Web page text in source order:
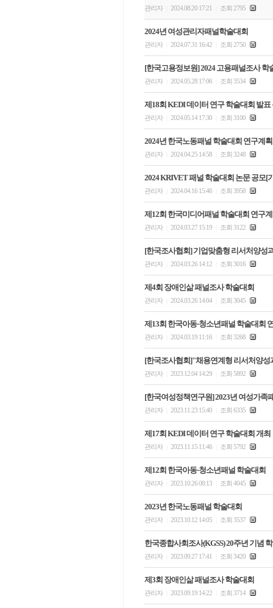
관리자 2024.08.20 17:21 조회 2795
2024년 여성관리자패널학술대회
관리자 2024.07.31 16:42 조회 2750
[한국고용정보원] 2024 고용패널조사 학
관리자 2024.05.28 17:06 조회 3534
제18회 KEDI 데이터 연구 학술대회 발표
관리자 2024.05.14 17:30 조회 3100
2024년 한국노동패널 학술대회 연구계
관리자 2024.04.25 14:58 조회 3248
2024 KRIVET 패널 학술대회 논문 공모[
관리자 2024.04.16 15:46 조회 3958
제12회 한국미디어패널 학술대회 연구
관리자 2024.03.27 15:19 조회 3122
[한국조사협회] 기업맞춤형 리서처양성
관리자 2024.03.26 14:12 조회 3016
제4회 장애인삶 패널조사 학술대회
관리자 2024.03.26 14:04 조회 3045
제13회 한국아동·청소년패널 학술대회
관리자 2024.03.19 11:16 조회 3268
[한국조사협회]"채용연계형 리서처양성
관리자 2023.12.04 14:29 조회 5892
[한국여성정책연구원] 2023년 여성가족
관리자 2023.11.23 15:40 조회 6335
제17회 KEDI 데이터 연구 학술대회 개최
관리자 2023.11.15 11:46 조회 5792
제12회 한국아동·청소년패널 학술대회
관리자 2023.10.26 08:13 조회 4045
2023년 한국노동패널 학술대회
관리자 2023.10.12 14:05 조회 3537
한국종합사회조사(KGSS) 20주년 기념
관리자 2023.09.27 17:41 조회 3420
제3회 장애인삶 패널조사 학술대회
관리자 2023.09.19 14:22 조회 3714